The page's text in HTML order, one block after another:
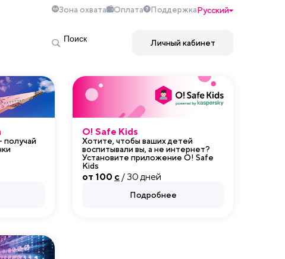
Зона охвата Оплата ПоддержкаРусский
Личный кабинет
получай
O! Safe Kids
Хотите, чтобы ваших детей
воспитывали вы, а не интернет?
Установите приложение O! Safe
Kids
от 100 c / 30 дней
Подробнее